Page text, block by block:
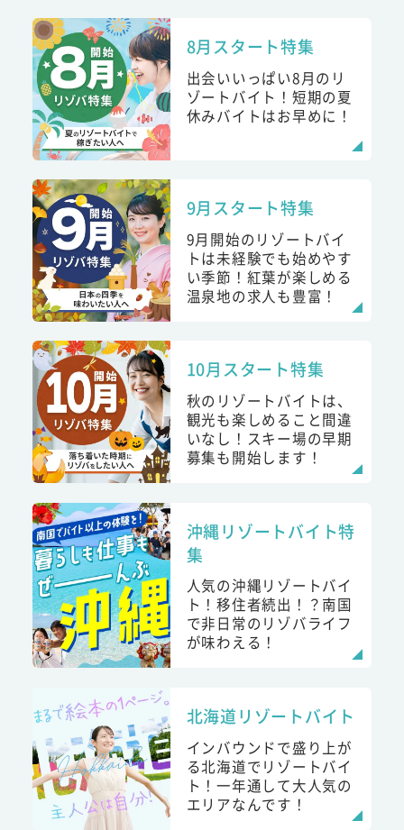
8月スタート特集
出会いいっぱい8月のリ
ゾートバイト！短期の夏
休みバイトはお早めに！
9月スタート特集
9月開始のリゾートバイ
トは未経験でも始めやす
い季節！紅葉が楽しめる
温泉地の求人も豊富！
10月スタート特集
秋のリゾートバイトは、
観光も楽しめること間違
いなし！スキー場の早期
募集も開始します！
沖縄リゾートバイト特
集
人気の沖縄リゾートバイ
ト！移住者続出！？南国
で非日常のリゾバライフ
が味わえる！
北海道リゾートバイト
インバウンドで盛り上が
る北海道でリゾートバイ
ト！一年通して大人気の
エリアなんです！